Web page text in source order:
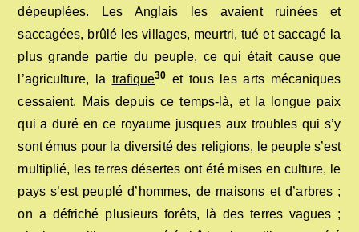
dépeuplées. Les Anglais les avaient ruinées et
saccagées, brûlé les villages, meurtri, tué et saccagé la
plus grande partie du peuple, ce qui était cause que
l’agriculture, la trafique30 et tous les arts mécaniques
cessaient. Mais depuis ce temps-là, et la longue paix
qui a duré en ce royaume jusques aux troubles qui s’y
sont émus pour la diversité des religions, le peuple s’est
multiplié, les terres désertes ont été mises en culture, le
pays s’est peuplé d’hommes, de maisons et d’arbres ;
on a défriché plusieurs forêts, là des terres vagues ;